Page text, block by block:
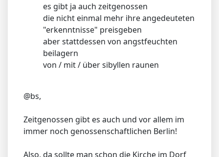
es gibt ja auch zeitgenossen
die nicht einmal mehr ihre angedeuteten
"erkenntnisse" preisgeben
aber stattdessen von angstfeuchten
beilagern
von / mit / über sibyllen raunen
@bs,
Zeitgenossen gibt es auch und vor allem im
immer noch genossenschaftlichen Berlin!
Also, da sollte man schon die Kirche im Dorf